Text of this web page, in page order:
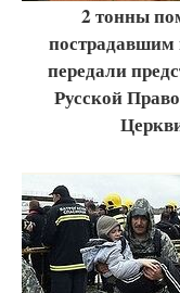
2 тонны
пострадавшим
передали
Русской